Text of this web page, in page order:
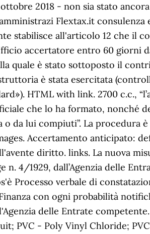
2018 - non sia stato
Flextax.it
stabilisce all'articolo 12 che il
accertatore entro 60 giorni
quale è stato sottoposto il
è stata esercitata
HTML with link. 2700 c.c.,
che lo ha formato, nonché
da lui compiuti”. La procedura
Accertamento anticipato:
diritto. links. La nuova
4/1929, dall’Agenzia delle
Processo verbale di
con ogni probabilità
delle Entrate
PVC - Poly Vinyl Chloride;